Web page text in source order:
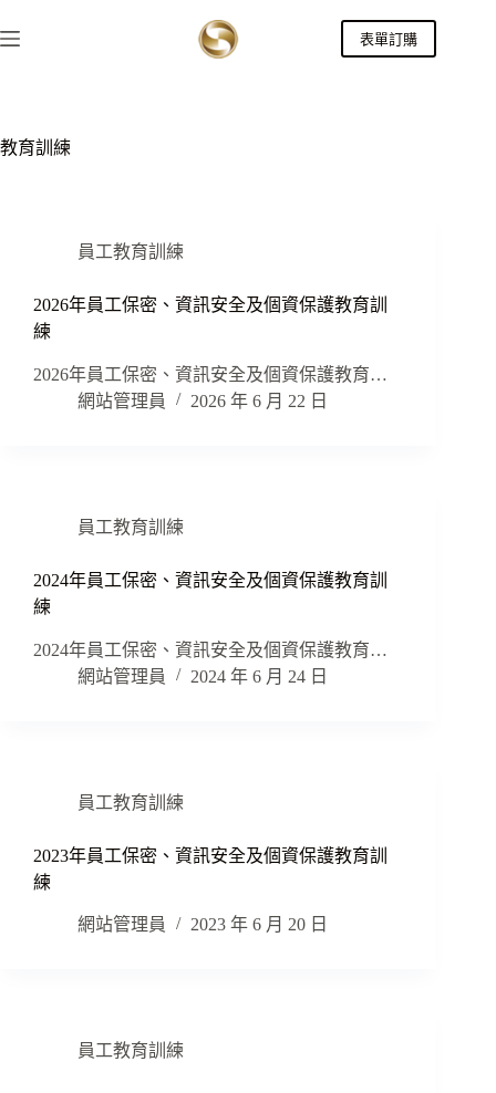
至
容
表單訂購
教育訓練
員工教育訓練
2026年員工保密、資訊安全及個資保護教育訓
練
2026年員工保密、資訊安全及個資保護教育…
網站管理員
2026 年 6 月 22 日
員工教育訓練
2024年員工保密、資訊安全及個資保護教育訓
練
2024年員工保密、資訊安全及個資保護教育…
網站管理員
2024 年 6 月 24 日
員工教育訓練
2023年員工保密、資訊安全及個資保護教育訓
練
網站管理員 2023 年 6 月 20 日
員工教育訓練